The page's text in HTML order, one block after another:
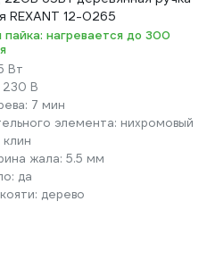
REXANT 12-0265
нагревается до 300
Вт
230 В
7 мин
элемента: нихромовый
клин
жала: 5.5 мм
да
дерево